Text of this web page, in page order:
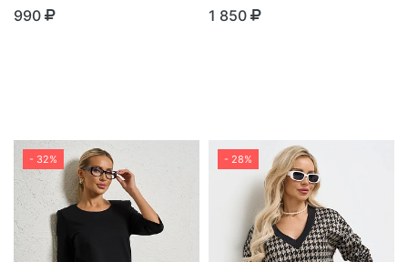
990 1 850
- 32% - 28%